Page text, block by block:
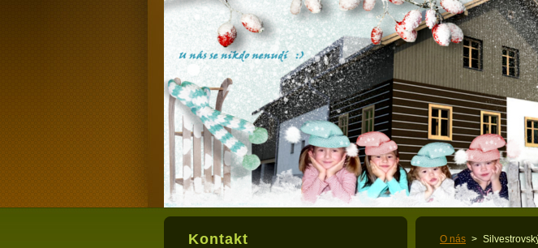
O nás >
Kontakt